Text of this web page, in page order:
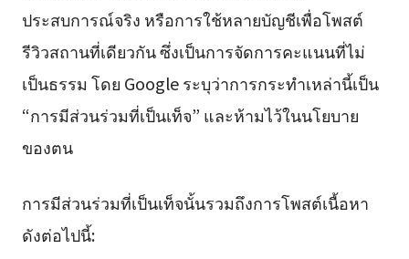
ประสบการณ์จริง หรือการใช้หลายบัญชีเพื่อโพสต์
รีวิวสถานที่เดียวกัน ซึ่งเป็นการจัดการคะแนนที่ไม่
เป็นธรรม โดย Google ระบุว่าการกระทำเหล่านี้เป็น
“การมีส่วนร่วมที่เป็นเท็จ” และห้ามไว้ในนโยบาย
ของตน
การมีส่วนร่วมที่เป็นเท็จนั้นรวมถึงการโพสต์เนื้อหา
ดังต่อไปนี้: